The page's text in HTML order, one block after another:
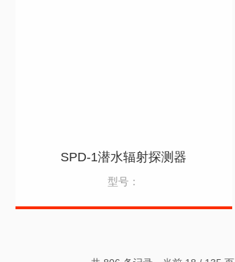
SPD-1潜水辐射探测器
型号：